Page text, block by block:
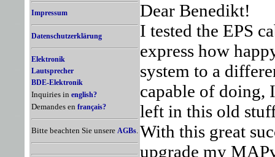
Impressum
Datenschutzerklärung
Elektronik
Lautsprecher
BDE-Elektronik
Inquiries in english?
Demandes en français?
Bitte beachten Sie unsere AGBs.
Dear Benedikt!
I tested the EPS
express how
system to a
capable of doing,
left in this old
With this great
upgrade my